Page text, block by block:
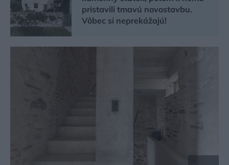
pristavili tmavú novostavbu.
Vôbec si neprekážajú!